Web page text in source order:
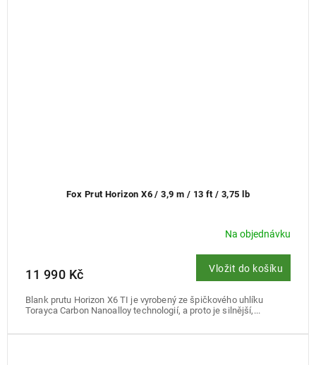
Fox Prut Horizon X6 / 3,9 m / 13 ft / 3,75 lb
Na objednávku
11 990 Kč Vložit do košíku
Blank prutu Horizon X6 TI je vyrobený ze špičkového uhlíku
Torayca Carbon Nanoalloy technologií, a proto je silnější,...